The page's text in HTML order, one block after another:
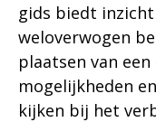
gids biedt
weloverwogen
plaatsen van
mogelijkheden
kijken bij het